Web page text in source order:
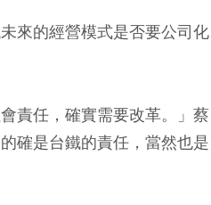
來的經營模式是否要公司化
責任，確實需要改革。」蔡
確是台鐵的責任，當然也是